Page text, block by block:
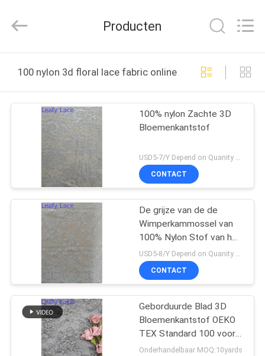
PRODUCTEN
OVER
FABRIEKSREIS
KWALITEITSCONTROLE
CONTACTEER
ONS
NIEUWS
Ltd..
Reserved.
Producten
100 nylon 3d floral lace fabric online fabricage
100% nylon Zachte 3D
Bloemenkantstof
USD5-7/Y Depend on Quanity MOQ:10yards
CONTACT
De grijze van de de
Wimperkammossel van
100% Nylon Stof van het
het Kant 3D
Bloemenkant
CONTACT
Geborduurde Blad 3D
Bloemenkantstof OEKO
TEX Standard 100 voor
Kleermakerij
Onderhandelbaar MOQ:10yards